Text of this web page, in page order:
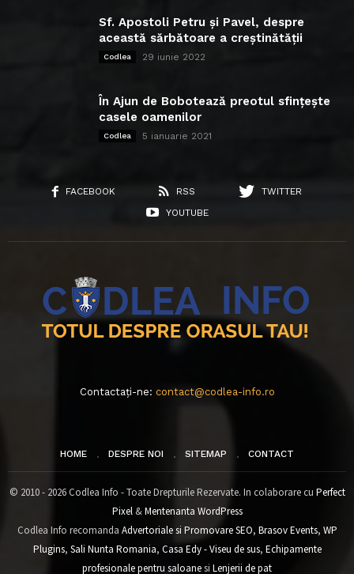
Sf. Apostoli Petru și Pavel, despre
această sărbătoare a creștinătății
Codlea 29 iunie 2022
În Ajun de Bobotează preotul sfințește
casele oamenilor
Codlea 5 ianuarie 2021
FACEBOOK RSS
TWITTER
YOUTUBE
Contactați-ne: contact@codlea-info.ro
HOME DESPRE NOI SITEMAP CONTACT
© 2010 - 2026 Codlea Info - Toate Drepturile Rezervate. In colaborare cu Perfect
Pixel&Mentenanta WordPress
Codlea Info recomanda Advertoriale si Promovare SEO, Brasov Events, WP
Plugins, Sali Nunta Romania, Casa Edy - Viseu de sus, Echipamente
profesionale pentru saloanesi Lenjerii de pat